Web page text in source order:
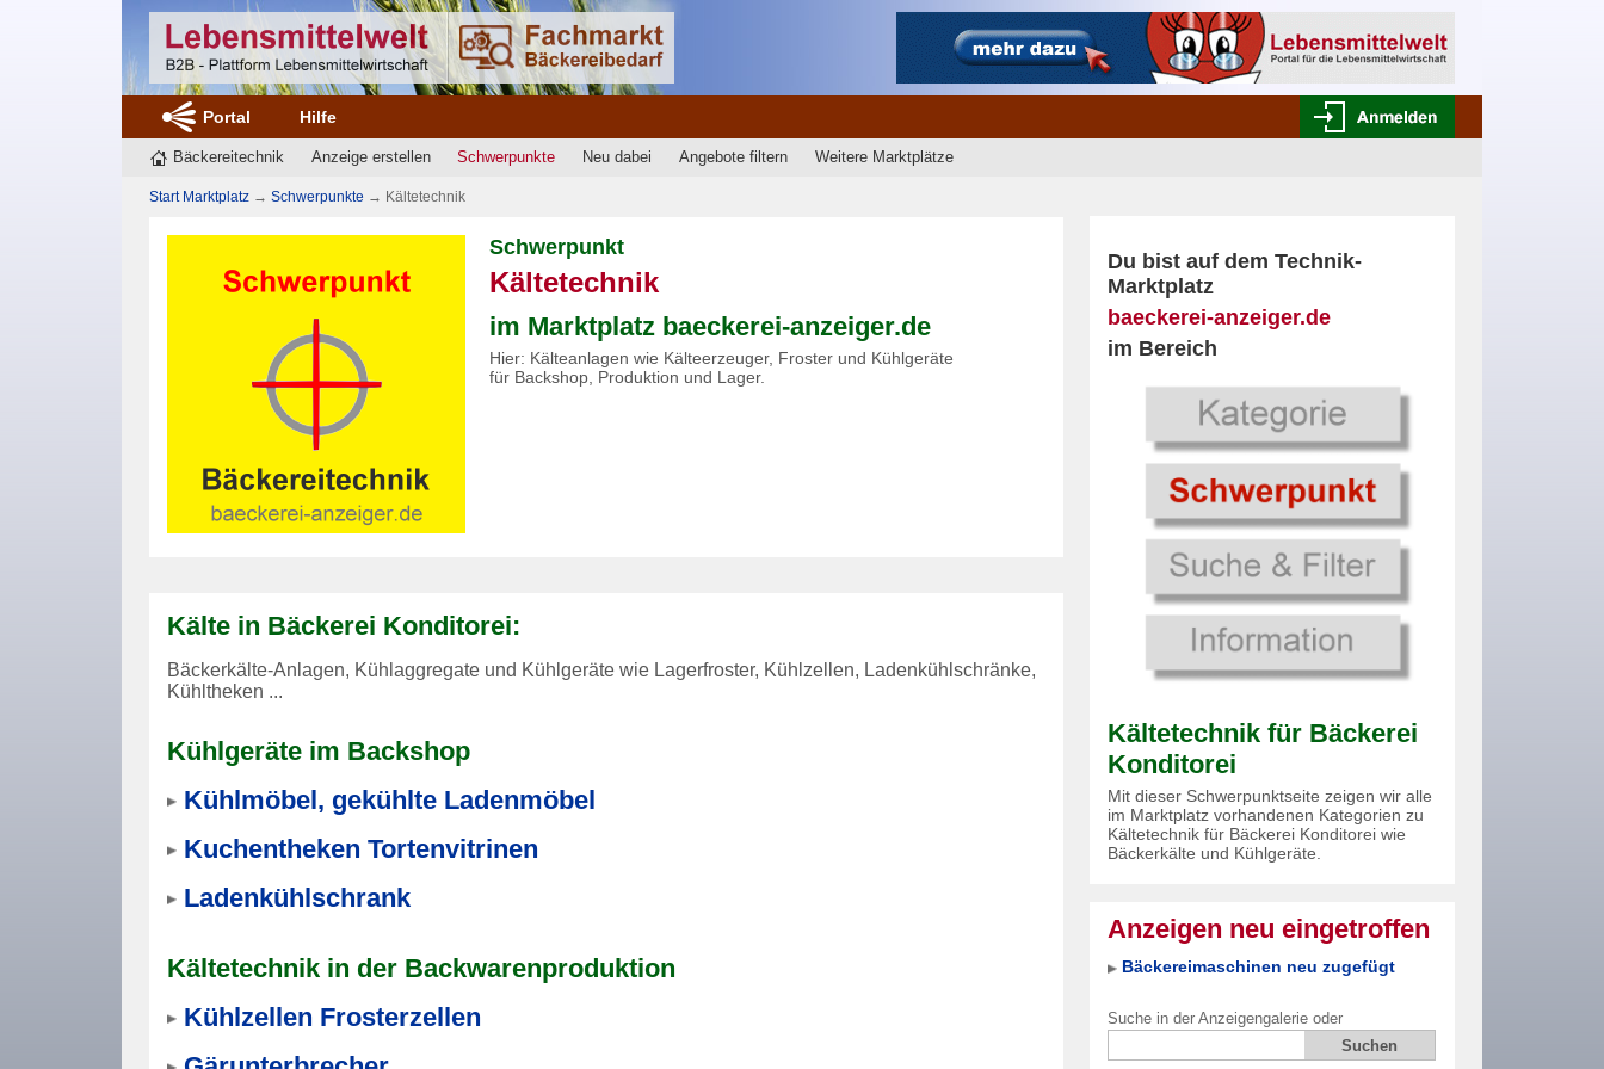
Portal Hilfe
Bäckereitechnik Anzeige erstellen Schwerpunkte Neu dabei Angebote filtern Weitere Marktplätze
Du bist auf dem Technik-
Marktplatz
baeckerei-anzeiger.de
im Bereich
Kältetechnik für Bäckerei
Konditorei
Mit dieser Schwerpunktseite zeigen wir alle
im Marktplatz vorhandenen Kategorien zu
Kältetechnik für Bäckerei Konditorei wie
Bäckerkälte und Kühlgeräte.
Anzeigen neu eingetroffen
Bäckereimaschinen neu zugefügt
Suche in der Anzeigengalerie oder
Start Marktplatz → Schwerpunkte → Kältetechnik
Schwerpunkt
Kältetechnik
im Marktplatz baeckerei-anzeiger.de
Hier: Kälteanlagen wie Kälteerzeuger, Froster und Kühlgeräte
für Backshop, Produktion und Lager.
Kälte in Bäckerei Konditorei:
Bäckerkälte-Anlagen, Kühlaggregate und Kühlgeräte wie Lagerfroster, Kühlzellen, Ladenkühlschränke,
Kühltheken ...
Kühlgeräte im Backshop
Kühlmöbel, gekühlte Ladenmöbel
Kuchentheken Tortenvitrinen
Ladenkühlschrank
Kältetechnik in der Backwarenproduktion
Kühlzellen Frosterzellen